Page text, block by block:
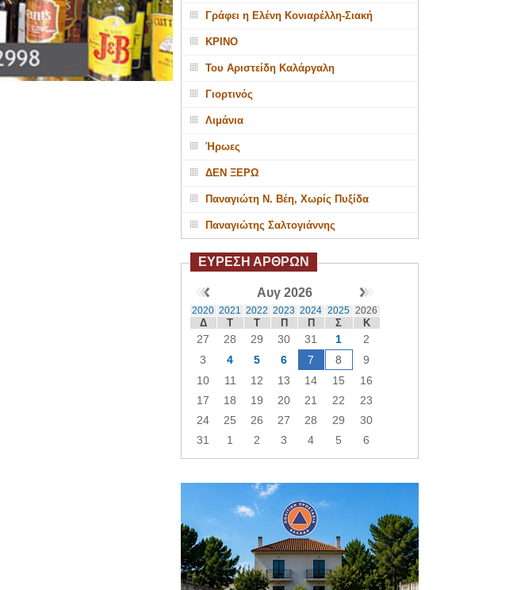
Γράφει η Ελένη Κονιαρέλλη-Σιακή
ΚΡΙΝΟ
Του Αριστείδη Καλάργαλη
Γιορτινός
Λιμάνια
Ήρωες
ΔΕΝ ΞΕΡΩ
Παναγιώτη Ν. Βέη, Χωρίς Πυξίδα
Παναγιώτης Σαλτογιάννης
ΕΥΡΕΣΗ ΑΡΘΡΩΝ
Αυγ 2026
2020 2021 2022 2023 2024 2025 2026
Δ Τ Τ Π Π Σ Κ
27 28 29 30 31 1
2
3
4 5 6 7 8
9
10
11 12 13 14 15
16
17
18 19 20 21 22
23
24
25 26 27 28 29
30
31
1 2 3 4 5 6